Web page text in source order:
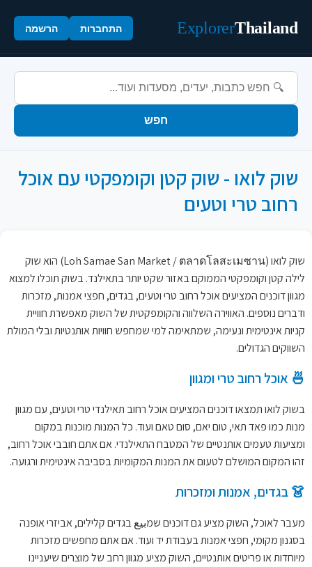
Thailand
Explorer התחברות הרשמה
חפש
שוק לואו - שוק קטן וקומפקטי עם אוכל
רחוב טרי וטעים
שוק לואו (Loh Samae San Market / ตลาดโลสะเมซาน) הוא שוק
לילה קטן וקומפקטי הממוקם באזור שקט יותר בתאילנד. בשוק תוכלו למצוא
מגוון דוכנים המציעים אוכל רחוב טרי וטעים, בגדים, חפצי אמנות, מזכרות
ודברים נוספים. האווירה השלווה והקומפקטית של השוק מאפשרת חוויית
קניות אינטימית ונעימה, שמתאימה למי שמחפש חוויות אותנטיות ובלי המולת
השווקים הגדולים.
🍜 אוכל רחוב טרי ומגוון
בשוק לואו תמצאו דוכנים המציעים אוכל רחוב תאילנדי טרי וטעים, עם מגוון
מנות כמו פאד תאי, טום יאם, סום טאם ועוד. כל המנות מוכנות במקום
ומציעות טעמים אותנטיים של המטבח התאילנדי. אם אתם חובבי אוכל רחוב,
זהו המקום המושלם לטעום את המנות המקומיות בסביבה אינטימית ורגועה.
👗 בגדים, אמנות ומזכרות
מעבר לאוכל, השוק מציע גם דוכנים שמبيع בגדים קלילים, אביזרי אופנה
בסגנון מקומי, חפצי אמנות בעבודת יד ועוד. אם אתם מחפשים מזכרות
מיוחדות או פריטים אותנטיים, השוק מציע מגוון רחב של מוצרים שיעניינו